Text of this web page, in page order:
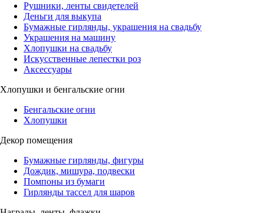
Рушники, ленты свидетелей
Деньги для выкупа
Бумажные гирлянды, украшения на свадьбу
Украшения на машину
Хлопушки на свадьбу
Искусственные лепестки роз
Аксессуары
Хлопушки и бенгальские огни
Бенгальские огни
Хлопушки
Декор помещения
Бумажные гирлянды, фигуры
Дождик, мишура, подвески
Помпоны из бумаги
Гирлянды тассел для шаров